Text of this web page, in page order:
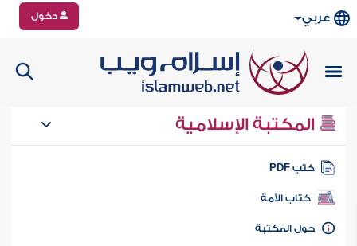
عربي دخول
المكتبة الإسلامية
كتب PDF
كتاب الأمة